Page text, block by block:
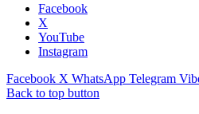
Facebook
X
YouTube
Instagram
Facebook X WhatsApp Telegram
Back to top button